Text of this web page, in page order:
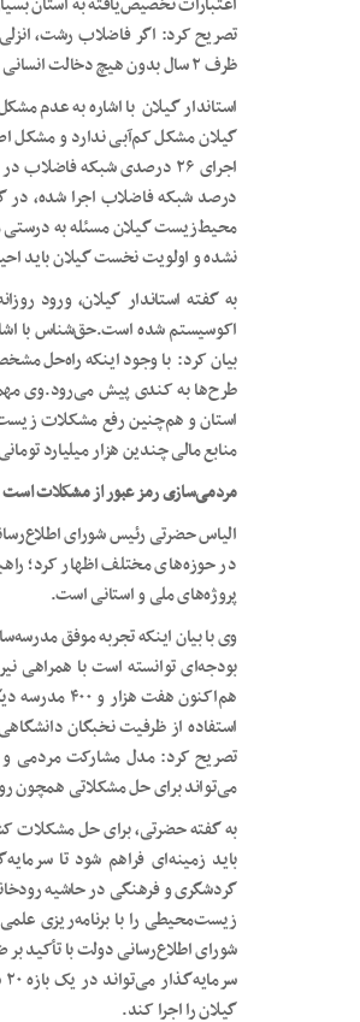
تصریح کرد: اگر فاضلاب رشت،
ظرف ۲ سال بدون هیچ دخالت انسانی احیا خواهد شد.
استاندار گیلان با اشاره به عدم
گیلان مشکل کم‌آبی ندارد و مشکل
محیط‌زیست گیلان مسئله به
نشده و اولویت نخست گیلان باید
به گفته استاندار گیلان، ورود
اکوسیستم شده است.حق‌‌شناس با
بیان کرد: با وجود اینکه راه‌حل
طرح‌ها به کندی پیش می‌رود.وی
استان و هم‌چنین رفع مشکلات
منابع مالی چندین هزار میلیارد
مردمی‌سازی رمز عبور از مشکلات است
الیاس حضرتی رئیس شورای
در حوزه‌های مختلف اظهار کرد؛
پروژه‌های ملی و استانی است.
وی با بیان اینکه تجربه موفق
هم‌اکنون
استفاده از ظرفیت نخبگان
تصریح کرد: مدل مشارکت مردمی و
می‌تواند برای حل مشکلاتی همچون
به گفته حضرتی، برای حل مشکلات
باید زمینه‌ای فراهم شود تا
گردشگری و فرهنگی در حاشیه
زیست‌محیطی را با برنامه‌ریزی
شورای اطلاع‌رسانی دولت با تأکید
گیلان را اجرا کند.